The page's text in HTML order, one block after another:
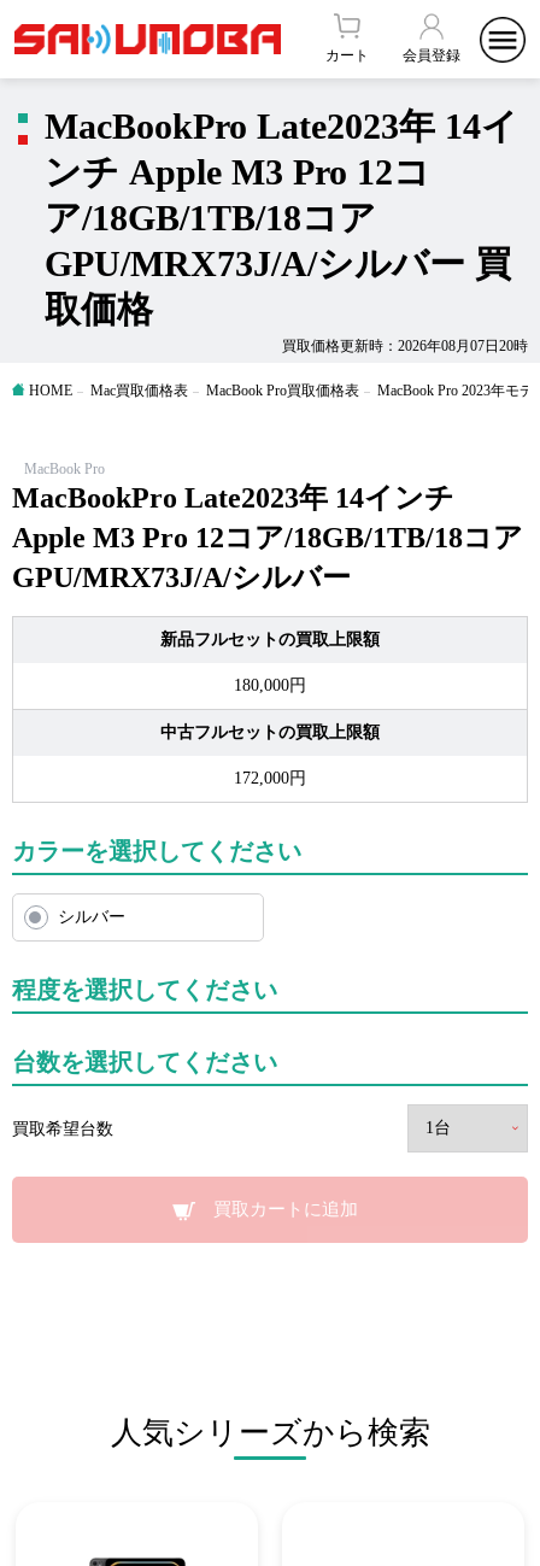
カート 会員登録
買取価格更新時：2026年08月07日20時
MacBookPro Late2023年 14イ
ンチ Apple M3 Pro 12コ
ア/18GB/1TB/18コア
GPU/MRX73J/A/シルバー 買
取価格
HOME Mac買取価格表 MacBook Pro買取価格表 MacBook Pro 2023年モ
MacBook Pro
MacBookPro Late2023年 14インチ
Apple M3 Pro 12コア/18GB/1TB/18コア
GPU/MRX73J/A/シルバー
新品フルセットの買取上限額
180,000円
中古フルセットの買取上限額
172,000円
カラーを選択してください
シルバー
程度を選択してください
台数を選択してください
買取希望台数
買取カートに追加
人気シリーズから検索